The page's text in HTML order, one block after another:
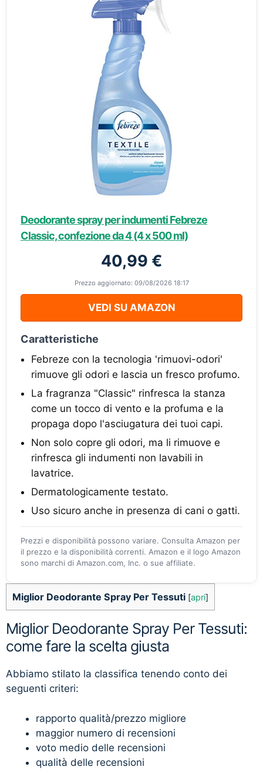
Deodorante spray per indumenti Febreze
Classic, confezione da 4 (4 x 500 ml)
40,99 €
Prezzo aggiornato: 09/08/2026 18:17
VEDI SU AMAZON
Caratteristiche
Febreze con la tecnologia 'rimuovi-odori'
rimuove gli odori e lascia un fresco profumo.
La fragranza "Classic" rinfresca la stanza
come un tocco di vento e la profuma e la
propaga dopo l'asciugatura dei tuoi capi.
Non solo copre gli odori, ma li rimuove e
rinfresca gli indumenti non lavabili in
lavatrice.
Dermatologicamente testato.
Uso sicuro anche in presenza di cani o gatti.
Prezzi e disponibilità possono variare. Consulta Amazon per
il prezzo e la disponibilità correnti. Amazon e il logo Amazon
sono marchi di Amazon.com, Inc. o sue affiliate.
Miglior Deodorante Spray Per Tessuti [apri]
Miglior Deodorante Spray Per Tessuti:
come fare la scelta giusta
Abbiamo stilato la classifica tenendo conto dei
seguenti criteri:
rapporto qualità/prezzo migliore
maggior numero di recensioni
voto medio delle recensioni
qualità delle recensioni